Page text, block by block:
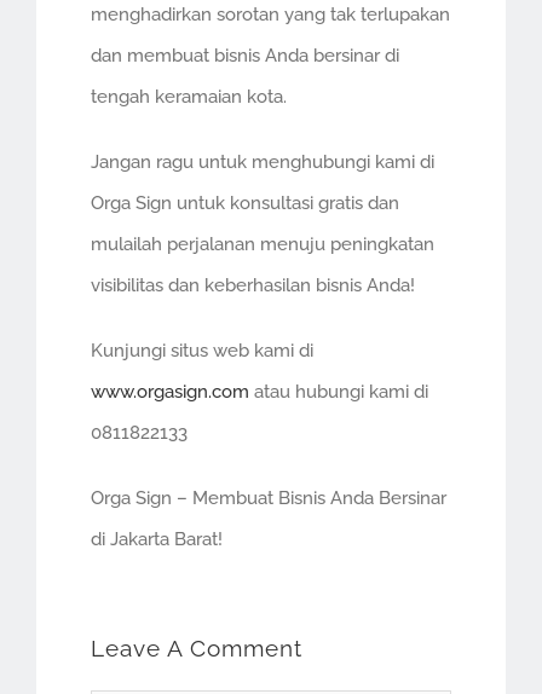
menghadirkan sorotan yang tak terlupakan
dan membuat bisnis Anda bersinar di
tengah keramaian kota.
Jangan ragu untuk menghubungi kami di
Orga Sign untuk konsultasi gratis dan
mulailah perjalanan menuju peningkatan
visibilitas dan keberhasilan bisnis Anda!
Kunjungi situs web kami di
www.orgasign.com atau hubungi kami di
0811822133
Orga Sign – Membuat Bisnis Anda Bersinar
di Jakarta Barat!
Leave A Comment